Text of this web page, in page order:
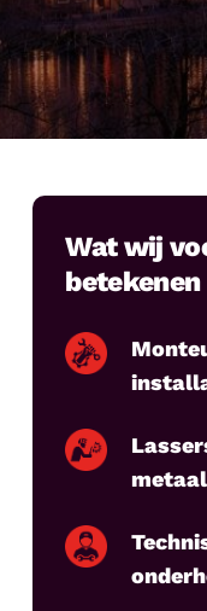
Wat wij
betekenen